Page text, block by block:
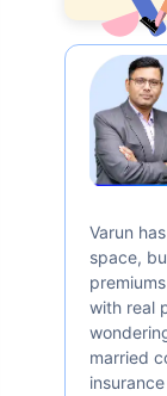
Varun
space,
with real
married